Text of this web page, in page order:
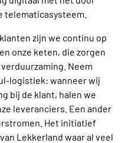
telematicasysteem.
zijn we continu op
onze keten, die zorgen
Neem
logistiek: wanneer wij
bij de klant, halen we
leveranciers. Een ander
Het initiatief
Lekkerland waar al veel